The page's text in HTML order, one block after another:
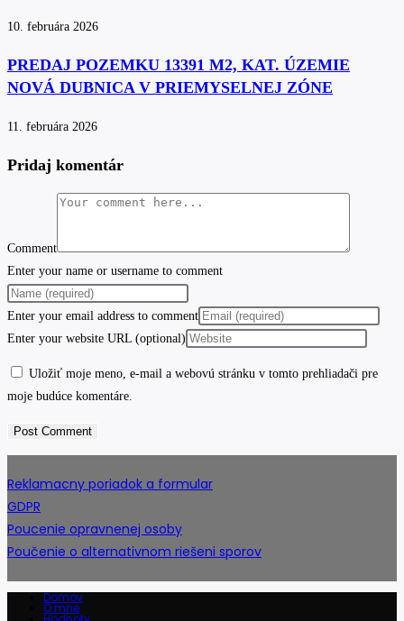
10. februára 2026
PREDAJ POZEMKU 13391 M2, KAT. ÚZEMIE
NOVÁ DUBNICA V PRIEMYSELNEJ ZÓNE
11. februára 2026
Pridaj komentár
Comment
Enter your name or username to comment
Enter your email address to comment
Enter your website URL (optional)
Uložiť moje meno, e-mail a webovú stránku v tomto prehliadači pre
moje budúce komentáre.
Reklamacny poriadok a formular
GDPR
Poucenie opravnenej osoby
Poučenie o alternativnom riešeni sporov
Domov
O mne